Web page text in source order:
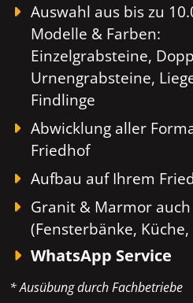
Auswahl aus bis zu
Modelle & Farben:
Einzelgrabsteine,
Urnengrabsteine,
Findlinge
Abwicklung aller
Friedhof
Aufbau auf Ihrem
Granit & Marmor
(Fensterbänke, Küche,
WhatsApp Service
* Ausübung durch Fachbetriebe